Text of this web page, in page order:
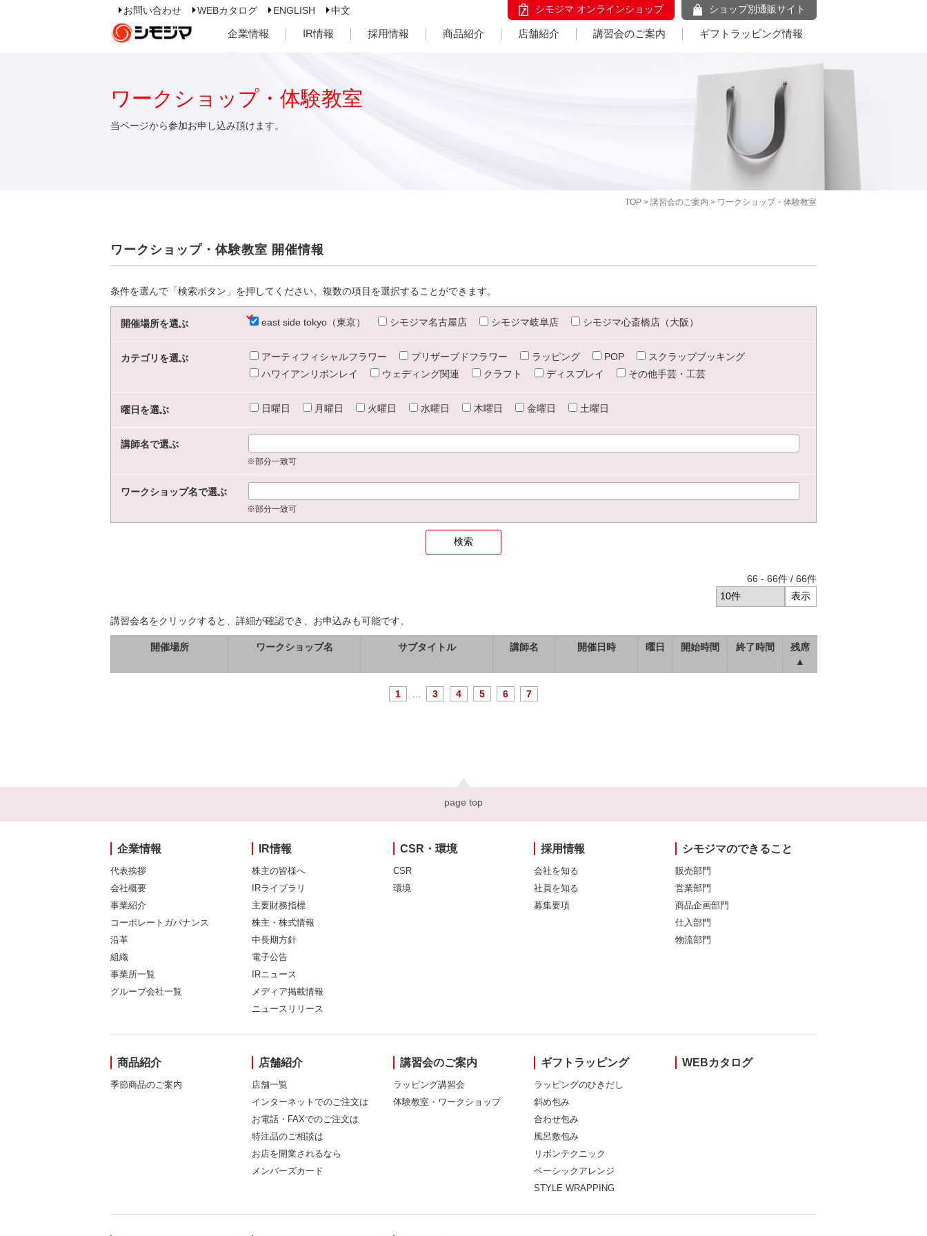
お問い合わせ WEBカタログ ENGLISH 中文 シモジマ オンラインショップ ショップ別通販サイト
企業情報 IR情報 採用情報 商品紹介 店舗紹介 講習会のご案内 ギフトラッピング情報
TOP > 講習会のご案内 > ワークショップ・体験教室
ワークショップ・体験教室
当ページから参加お申し込み頂けます。
ワークショップ・体験教室 開催情報
条件を選んで「検索ボタン」を押してください。複数の項目を選択することができます。
開催場所を選ぶ east side tokyo（東京） シモジマ名古屋店 シモジマ岐阜店 シモジマ心斎橋店（大阪）
カテゴリを選ぶ アーティフィシャルフラワー プリザーブドフラワー ラッピング POP
スクラップブッキング
ハワイアンリボンレイ
ウェディング関連 クラフト ディスプレイ その他手芸・工芸
曜日を選ぶ 日曜日 月曜日 火曜日 水曜日 木曜日 金曜日 土曜日
講師名で選ぶ
※部分一致可
ワークショップ名で選ぶ
※部分一致可
66 - 66件 / 66件
講習会名をクリックすると、詳細が確認でき、お申込みも可能です。
開催場所 ワークショップ名 サブタイトル 講師名 開催日時 曜日 開始時間 終了時間
残席
▲
1 3 4 5 6 7
page top
企業情報
代表挨拶
会社概要
事業紹介
コーポレートガバナンス
沿革
組織
事業所一覧
グループ会社一覧
IR情報
株主の皆様へ
IRライブラリ
主要財務指標
株主・株式情報
中長期方針
電子公告
IRニュース
メディア掲載情報
ニュースリリース
CSR・環境
CSR
環境
採用情報
会社を知る
社員を知る
募集要項
シモジマのできること
販売部門
営業部門
商品企画部門
仕入部門
物流部門
商品紹介
季節商品のご案内
店舗紹介
店舗一覧
インターネットでのご注文は
お電話・FAXでのご注文は
特注品のご相談は
お店を開業されるなら
メンバーズカード
講習会のご案内
ラッピング講習会
体験教室・ワークショップ
ギフトラッピング
ラッピングのひきだし
斜め包み
合わせ包み
風呂敷包み
リボンテクニック
ベーシックアレンジ
STYLE WRAPPING
WEBカタログ